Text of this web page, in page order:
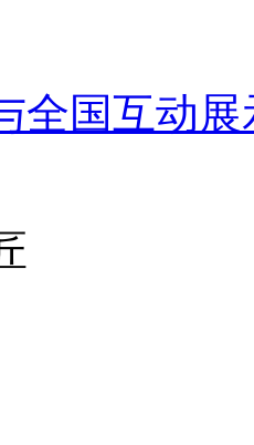
全国互动